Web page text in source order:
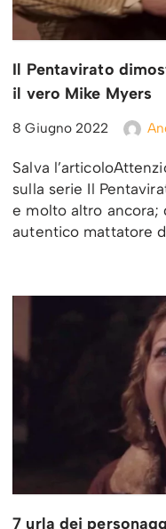
Il Pentavirato
il vero Mike Myers
8 Giugno 2022
Salva
sulla serie Il
e molto altro ancora;
autentico mattatore
7 urla dei